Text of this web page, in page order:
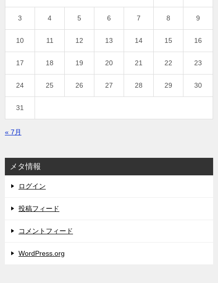
3 4 5 6 7 8 9
10 11 12 13 14 15 16
17 18 19 20 21 22 23
24 25 26 27 28 29 30
31
« 7月
メタ情報
ログイン
投稿フィード
コメントフィード
WordPress.org